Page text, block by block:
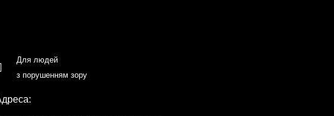
Для людей
з порушенням зору